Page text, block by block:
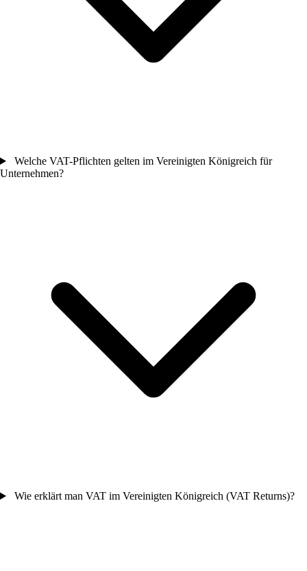
Welche VAT-Pflichten gelten im Vereinigten Königreich für
Unternehmen?
Wie erklärt man VAT im Vereinigten Königreich (VAT Returns)?